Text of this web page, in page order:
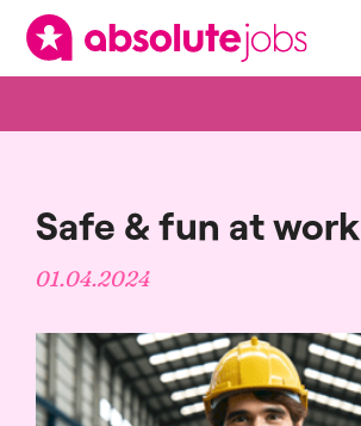
Safe & fun at work
01.04.2024